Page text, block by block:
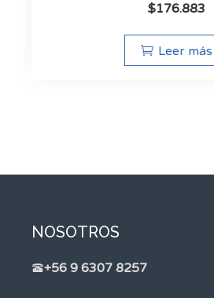
$176.883
Leer más
NOSOTROS
+56 9 6307 8257